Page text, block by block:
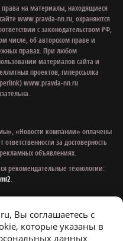
права на материалы, находящиеся
www.pravda-nn.ru, охраняются
с законодательством РФ,
числе, об авторском праве и
правах. При любом
материалов сайта и
проектов, гиперссылка
www.pravda-nn.ru
«Новости компании» оплачены
за достоверность
объявлениях.
рекомендательные технологии:
.
правда»
Вы соглашаетесь с
которые указаны в
данных